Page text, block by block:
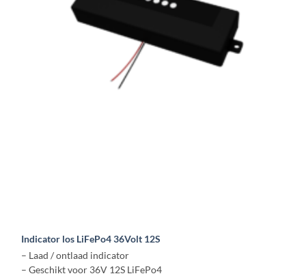
Indicator los LiFePo4 36Volt 12S
– Laad / ontlaad indicator
– Geschikt voor 36V 12S LiFePo4